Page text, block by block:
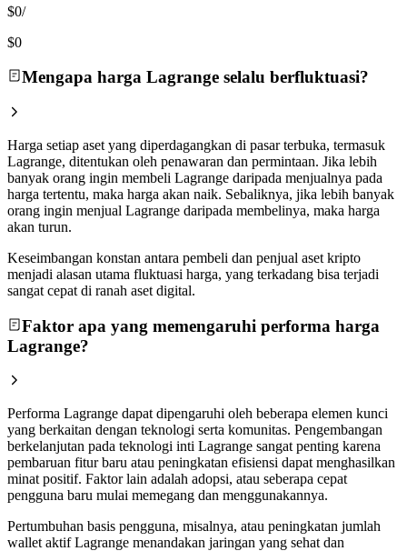
$0/
$0
Mengapa harga Lagrange selalu berfluktuasi?
Harga setiap aset yang diperdagangkan di pasar terbuka, termasuk
Lagrange, ditentukan oleh penawaran dan permintaan. Jika lebih
banyak orang ingin membeli Lagrange daripada menjualnya pada
harga tertentu, maka harga akan naik. Sebaliknya, jika lebih banyak
orang ingin menjual Lagrange daripada membelinya, maka harga
akan turun.
Keseimbangan konstan antara pembeli dan penjual aset kripto
menjadi alasan utama fluktuasi harga, yang terkadang bisa terjadi
sangat cepat di ranah aset digital.
Faktor apa yang memengaruhi performa harga
Lagrange?
Performa Lagrange dapat dipengaruhi oleh beberapa elemen kunci
yang berkaitan dengan teknologi serta komunitas. Pengembangan
berkelanjutan pada teknologi inti Lagrange sangat penting karena
pembaruan fitur baru atau peningkatan efisiensi dapat menghasilkan
minat positif. Faktor lain adalah adopsi, atau seberapa cepat
pengguna baru mulai memegang dan menggunakannya.
Pertumbuhan basis pengguna, misalnya, atau peningkatan jumlah
wallet aktif Lagrange menandakan jaringan yang sehat dan